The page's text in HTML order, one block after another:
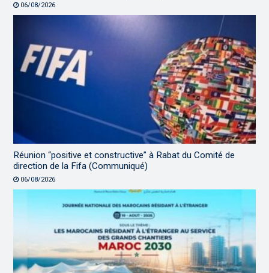
06/08/2026
Réunion “positive et constructive” à Rabat du Comité de
direction de la Fifa (Communiqué)
06/08/2026